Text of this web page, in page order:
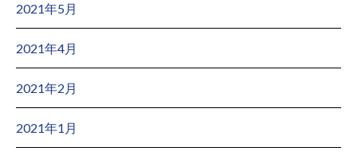
2021年5月
2021年4月
2021年2月
2021年1月